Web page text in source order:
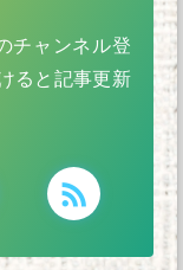
チャンネル登
ると記事更新